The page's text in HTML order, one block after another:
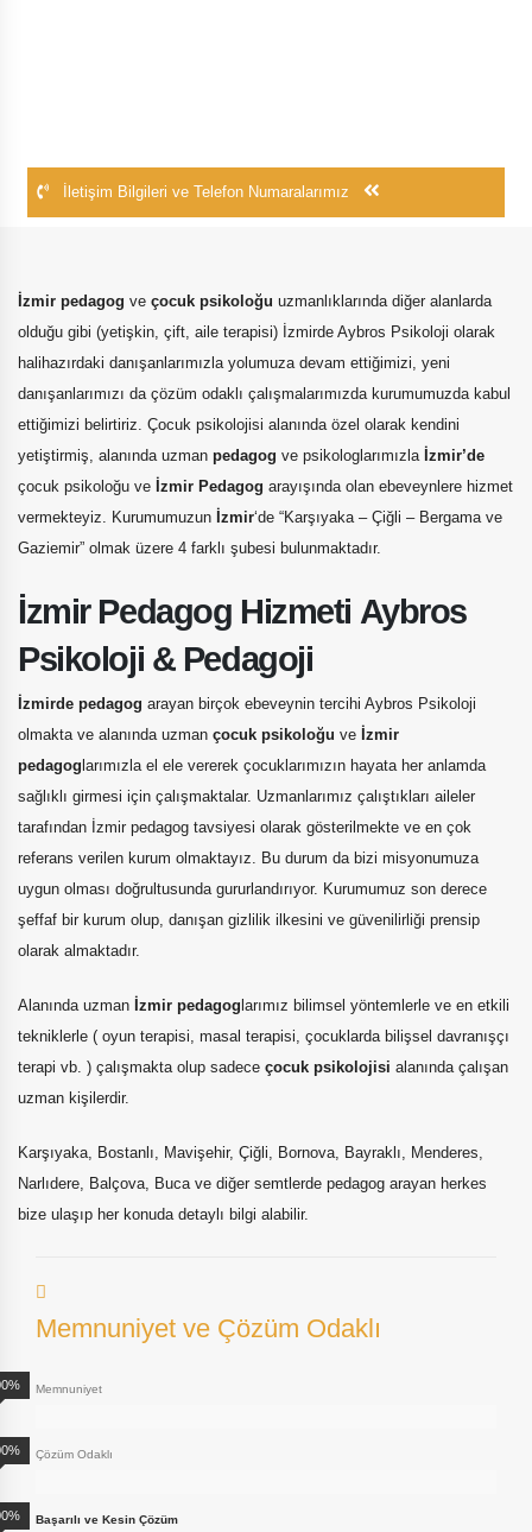
İletişim Bilgileri ve Telefon Numaralarımız
İzmir pedagog ve çocuk psikoloğu uzmanlıklarında diğer alanlarda
olduğu gibi (yetişkin, çift, aile terapisi) İzmirde Aybros Psikoloji olarak
halihazırdaki danışanlarımızla yolumuza devam ettiğimizi, yeni
danışanlarımızı da çözüm odaklı çalışmalarımızda kurumumuzda kabul
ettiğimizi belirtiriz. Çocuk psikolojisi alanında özel olarak kendini
yetiştirmiş, alanında uzman pedagog ve psikologlarımızla İzmir’de
çocuk psikoloğu ve İzmir Pedagog arayışında olan ebeveynlere hizmet
vermekteyiz. Kurumumuzun İzmir‘de “Karşıyaka – Çiğli – Bergama ve
Gaziemir” olmak üzere 4 farklı şubesi bulunmaktadır.
İzmir Pedagog Hizmeti Aybros
Psikoloji & Pedagoji
İzmirde pedagog arayan birçok ebeveynin tercihi Aybros Psikoloji
olmakta ve alanında uzman çocuk psikoloğu ve İzmir
pedagog larımızla el ele vererek çocuklarımızın hayata her anlamda
sağlıklı girmesi için çalışmaktalar. Uzmanlarımız çalıştıkları aileler
tarafından İzmir pedagog tavsiyesi olarak gösterilmekte ve en çok
referans verilen kurum olmaktayız. Bu durum da bizi misyonumuza
uygun olması doğrultusunda gururlandırıyor. Kurumumuz son derece
şeffaf bir kurum olup, danışan gizlilik ilkesini ve güvenilirliği prensip
olarak almaktadır.
Alanında uzman İzmir pedagog larımız bilimsel yöntemlerle ve en etkili
tekniklerle ( oyun terapisi, masal terapisi, çocuklarda bilişsel davranışçı
terapi vb. ) çalışmakta olup sadece çocuk psikolojisi alanında çalışan
uzman kişilerdir.
Karşıyaka, Bostanlı, Mavişehir, Çiğli, Bornova, Bayraklı, Menderes,
Narlıdere, Balçova, Buca ve diğer semtlerde pedagog arayan herkes
bize ulaşıp her konuda detaylı bilgi alabilir.
Memnuniyet ve Çözüm Odaklı
Memnuniyet
Çözüm Odaklı
Başarılı ve Kesin Çözüm